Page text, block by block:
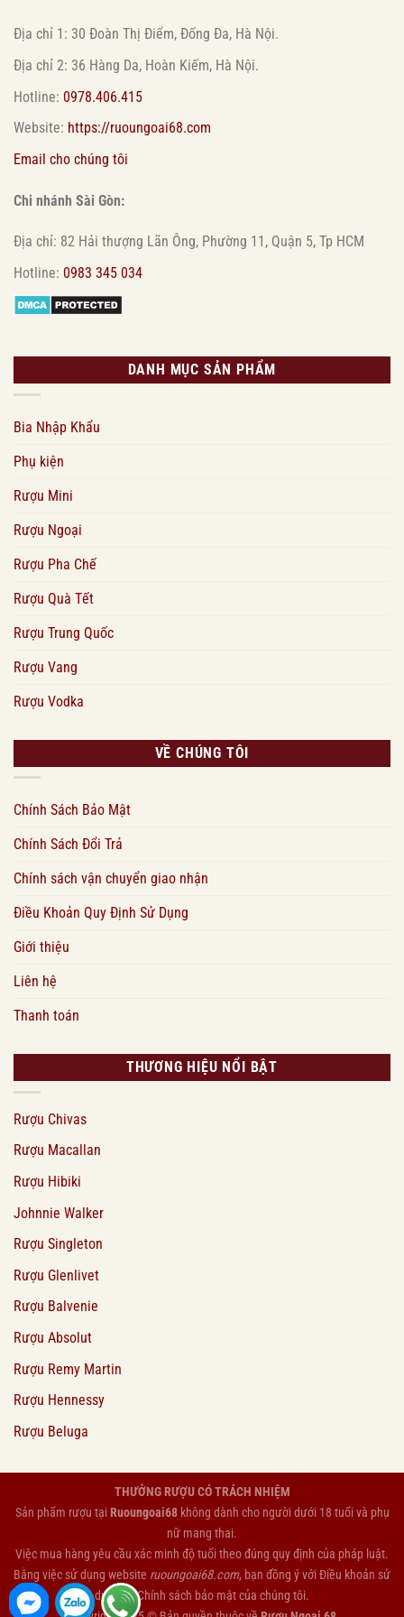
Địa chỉ 1: 30 Đoàn Thị Điểm, Đống Đa, Hà Nội.
Địa chỉ 2: 36 Hàng Da, Hoàn Kiếm, Hà Nội.
Hotline: 0978.406.415
Website: https://ruoungoai68.com
Email cho chúng tôi
Chi nhánh Sài Gòn:
Địa chỉ: 82 Hải thượng Lãn Ông, Phường 11, Quận 5, Tp HCM
Hotline: 0983 345 034
DANH MỤC SẢN PHẨM
Bia Nhập Khẩu
Phụ kiện
Rượu Mini
Rượu Ngoại
Rượu Pha Chế
Rượu Quà Tết
Rượu Trung Quốc
Rượu Vang
Rượu Vodka
VỀ CHÚNG TÔI
Chính Sách Bảo Mật
Chính Sách Đổi Trả
Chính sách vận chuyển giao nhận
Điều Khoản Quy Định Sử Dụng
Giới thiệu
Liên hệ
Thanh toán
THƯƠNG HIỆU NỔI BẬT
Rượu Chivas
Rượu Macallan
Rượu Hibiki
Johnnie Walker
Rượu Singleton
Rượu Glenlivet
Rượu Balvenie
Rượu Absolut
Rượu Remy Martin
Rượu Hennessy
Rượu Beluga
THƯỞNG RƯỢU CÓ TRÁCH NHIỆM
Sản phẩm rượu tạiRuoungoai68không dành cho người dưới 18 tuổi và phụ
nữ mang thai.
Việc mua hàng yêu cầu xác minh độ tuổi theo đúng quy định của pháp luật.
Bằng việc sử dụng website ruoungoai68.com, bạn đồng ý vớiĐiều khoản sử
dụng vàChính sách bảo mậtcủa chúng tôi.